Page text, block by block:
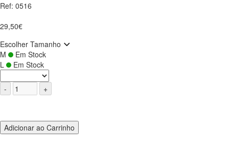
Ref: 0516
29,50€
Escolher Tamanho
M
Em Stock
L
Em Stock
Adicionar ao Carrinho